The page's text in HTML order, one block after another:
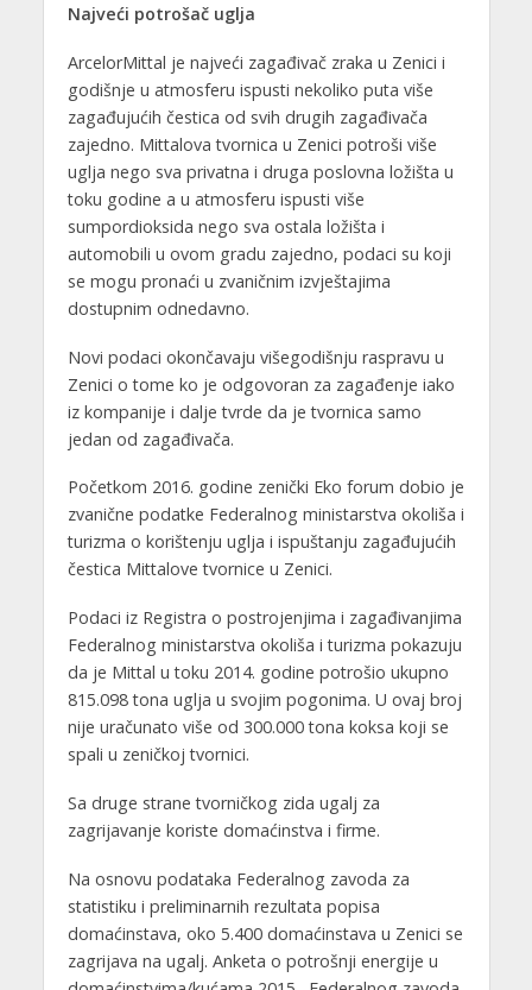
Najveći potrošač uglja
ArcelorMittal je najveći zagađivač zraka u Zenici i
godišnje u atmosferu ispusti nekoliko puta više
zagađujućih čestica od svih drugih zagađivača
zajedno. Mittalova tvornica u Zenici potroši više
uglja nego sva privatna i druga poslovna ložišta u
toku godine a u atmosferu ispusti više
sumpordioksida nego sva ostala ložišta i
automobili u ovom gradu zajedno, podaci su koji
se mogu pronaći u zvaničnim izvještajima
dostupnim odnedavno.
Novi podaci okončavaju višegodišnju raspravu u
Zenici o tome ko je odgovoran za zagađenje iako
iz kompanije i dalje tvrde da je tvornica samo
jedan od zagađivača.
Početkom 2016. godine zenički Eko forum dobio je
zvanične podatke Federalnog ministarstva okoliša i
turizma o korištenju uglja i ispuštanju zagađujućih
čestica Mittalove tvornice u Zenici.
Podaci iz Registra o postrojenjima i zagađivanjima
Federalnog ministarstva okoliša i turizma pokazuju
da je Mittal u toku 2014. godine potrošio ukupno
815.098 tona uglja u svojim pogonima. U ovaj broj
nije uračunato više od 300.000 tona koksa koji se
spali u zeničkoj tvornici.
Sa druge strane tvorničkog zida ugalj za
zagrijavanje koriste domaćinstva i firme.
Na osnovu podataka Federalnog zavoda za
statistiku i preliminarnih rezultata popisa
domaćinstava, oko 5.400 domaćinstava u Zenici se
zagrijava na ugalj. Anketa o potrošnji energije u